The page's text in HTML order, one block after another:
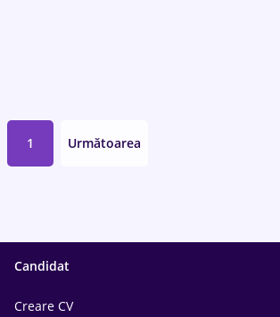
1 Următoarea
Candidat
Creare CV